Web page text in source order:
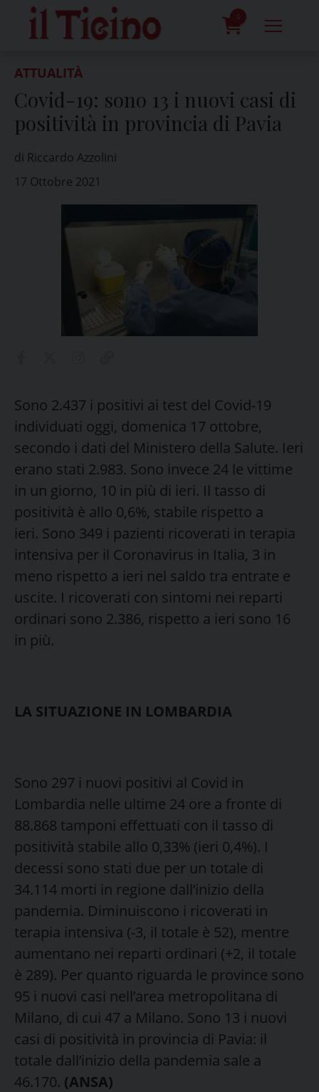
content
0
ATTUALITÀ
Covid-19: sono 13 i nuovi casi di
positività in provincia di Pavia
di Riccardo Azzolini
17 Ottobre 2021
Sono 2.437 i positivi ai test del Covid-19
individuati oggi, domenica 17 ottobre,
secondo i dati del Ministero della Salute. Ieri
erano stati 2.983. Sono invece 24 le vittime
in un giorno, 10 in più di ieri. Il tasso di
positività è allo 0,6%, stabile rispetto a
ieri. Sono 349 i pazienti ricoverati in terapia
intensiva per il Coronavirus in Italia, 3 in
meno rispetto a ieri nel saldo tra entrate e
uscite. I ricoverati con sintomi nei reparti
ordinari sono 2.386, rispetto a ieri sono 16
in più.
LA SITUAZIONE IN LOMBARDIA
Sono 297 i nuovi positivi al Covid in
Lombardia nelle ultime 24 ore a fronte di
88.868 tamponi effettuati con il tasso di
positività stabile allo 0,33% (ieri 0,4%). I
decessi sono stati due per un totale di
34.114 morti in regione dall’inizio della
pandemia. Diminuiscono i ricoverati in
terapia intensiva (-3, il totale è 52), mentre
aumentano nei reparti ordinari (+2, il totale
è 289). Per quanto riguarda le province sono
95 i nuovi casi nell’area metropolitana di
Milano, di cui 47 a Milano. Sono 13 i nuovi
casi di positività in provincia di Pavia: il
totale dall’inizio della pandemia sale a
46.170. (ANSA)